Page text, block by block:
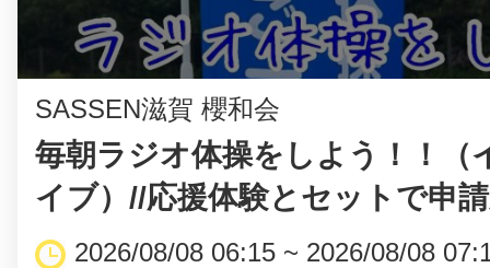
SASSEN滋賀 櫻和会
毎朝ラジオ体操をしよう！！（
イブ）//応援体験とセットで申
2026/08/08 06:15 ~ 2026/08/08